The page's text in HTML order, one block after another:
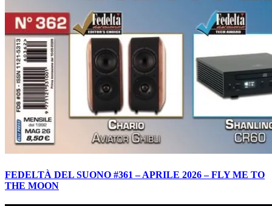
FEDELTÀ DEL SUONO #361 – APRILE 2026 – FLY ME TO
THE MOON